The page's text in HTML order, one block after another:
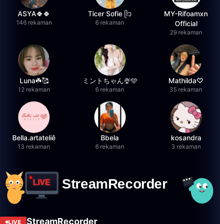
ASYA🍀🍀
146 rekaman
Ticer Sofie ᥫ᭡
6 rekaman
MY-Rifoamxn
Official
29 rekaman
Luna☘️🥰
12 rekaman
ミントちゃん🍨🩵
6 rekaman
Mathilda♡︎
35 rekaman
Bella.artateliê
13 rekaman
Bbela
6 rekaman
kosandra
3 rekaman
LIVE StreamRecorder